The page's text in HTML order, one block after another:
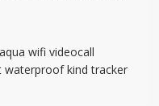
wifi videocall
kind tracker